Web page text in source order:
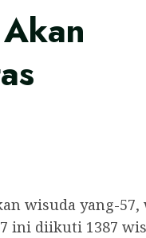
wisuda yang-57,
ini diikuti 1387